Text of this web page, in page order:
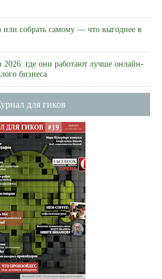
или собрать самому — что выгоднее в
2026: где они работают лучше онлайн-
бизнеса
для гиков